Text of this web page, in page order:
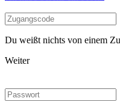
Du weißt nichts von einem
Weiter